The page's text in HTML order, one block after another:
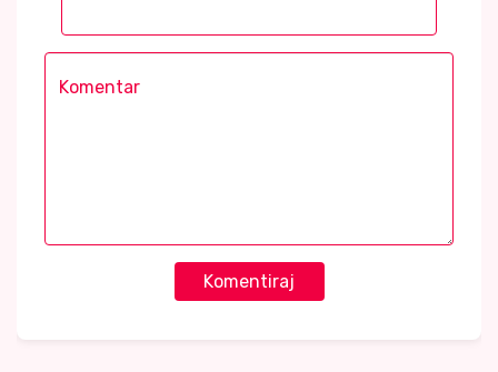
Komentiraj